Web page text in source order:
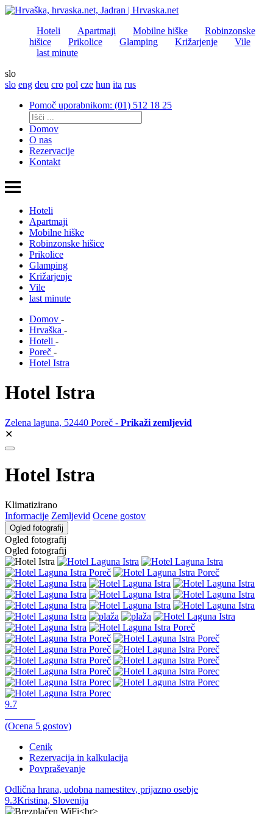
Hoteli Apartmaji Mobilne hiške
Robinzonske
hišice
Prikolice Glamping Križarjenje
Vile
last minute
slo
slo eng deu cro pol cze hun ita rus
Pomoč uporabnikom: (01) 512 18 25
Domov
O nas
Rezervacije
Kontakt
Hoteli
Apartmaji
Mobilne hiške
Robinzonske hišice
Prikolice
Glamping
Križarjenje
Vile
last minute
Domov -
Hrvaška -
Hoteli -
Poreč -
Hotel Istra
Hotel Istra
Zelena laguna, 52440 Poreč - Prikaži zemljevid
✕
Hotel Istra
Klimatizirano
Informacije Zemljevid Ocene gostov
Ogled fotografij
Ogled fotografij
Ogled fotografij
9.7
(Ocena 5 gostov)
Cenik
Rezervacija in kalkulacija
Povpraševanje
Odlična hrana, udobna namestitev, prijazno osebje
9.3Kristina, Slovenija